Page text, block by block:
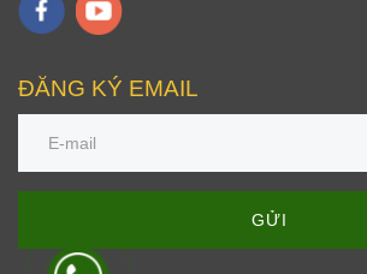
ĐĂNG KÝ EMAIL
GỬI